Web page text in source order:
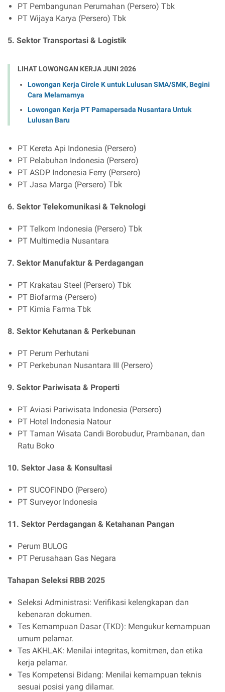
PT Pembangunan Perumahan (Persero) Tbk
PT Wijaya Karya (Persero) Tbk
5. Sektor Transportasi & Logistik
LIHAT LOWONGAN KERJA JUNI 2026
Lowongan Kerja Circle K untuk Lulusan SMA/SMK, Begini
Cara Melamarnya
Lowongan Kerja PT Pamapersada Nusantara Untuk
Lulusan Baru
PT Kereta Api Indonesia (Persero)
PT Pelabuhan Indonesia (Persero)
PT ASDP Indonesia Ferry (Persero)
PT Jasa Marga (Persero) Tbk
6. Sektor Telekomunikasi & Teknologi
PT Telkom Indonesia (Persero) Tbk
PT Multimedia Nusantara
7. Sektor Manufaktur & Perdagangan
PT Krakatau Steel (Persero) Tbk
PT Biofarma (Persero)
PT Kimia Farma Tbk
8. Sektor Kehutanan & Perkebunan
PT Perum Perhutani
PT Perkebunan Nusantara III (Persero)
9. Sektor Pariwisata & Properti
PT Aviasi Pariwisata Indonesia (Persero)
PT Hotel Indonesia Natour
PT Taman Wisata Candi Borobudur, Prambanan, dan
Ratu Boko
10. Sektor Jasa & Konsultasi
PT SUCOFINDO (Persero)
PT Surveyor Indonesia
11. Sektor Perdagangan & Ketahanan Pangan
Perum BULOG
PT Perusahaan Gas Negara
Tahapan Seleksi RBB 2025
Seleksi Administrasi: Verifikasi kelengkapan dan
kebenaran dokumen.
Tes Kemampuan Dasar (TKD): Mengukur kemampuan
umum pelamar.
Tes AKHLAK: Menilai integritas, komitmen, dan etika
kerja pelamar.
Tes Kompetensi Bidang: Menilai kemampuan teknis
sesuai posisi yang dilamar.